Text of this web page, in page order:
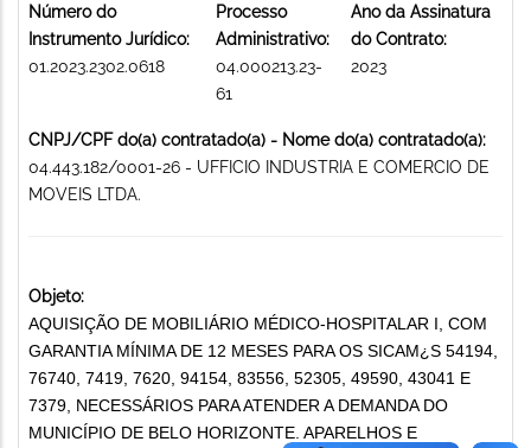
Número do
Instrumento Jurídico:
01.2023.2302.0618
Processo
Administrativo:
04.000213.23-
61
Ano da Assinatura
do Contrato:
2023
CNPJ/CPF do(a) contratado(a) - Nome do(a) contratado(a):
04.443.182/0001-26 - UFFICIO INDUSTRIA E COMERCIO DE
MOVEIS LTDA.
Objeto:
AQUISIÇÃO DE MOBILIÁRIO MÉDICO-HOSPITALAR I, COM
GARANTIA MÍNIMA DE 12 MESES PARA OS SICAM¿S 54194,
76740, 7419, 7620, 94154, 83556, 52305, 49590, 43041 E
7379, NECESSÁRIOS PARA ATENDER A DEMANDA DO
MUNICÍPIO DE BELO HORIZONTE. APARELHOS E